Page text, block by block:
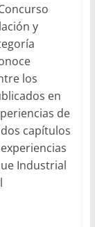
y
los
en
de
capítulos
Industrial